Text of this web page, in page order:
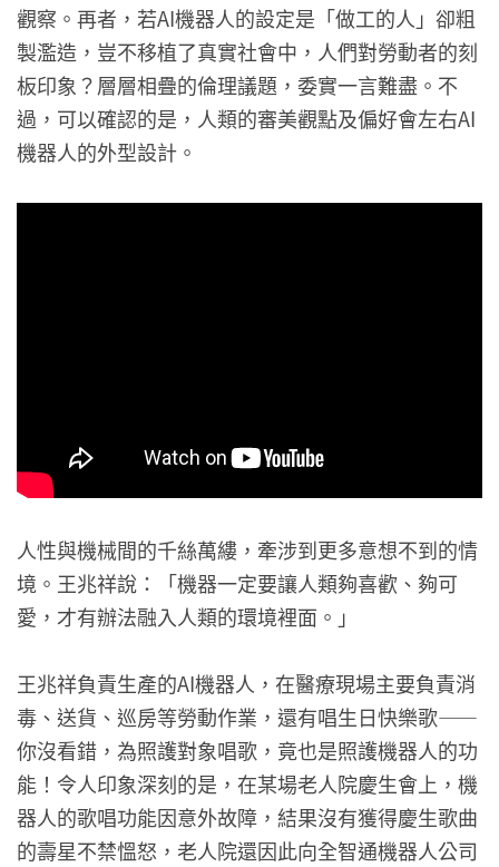
觀察。再者，若AI機器人的設定是「做工的人」卻粗
製濫造，豈不移植了真實社會中，人們對勞動者的刻
板印象？層層相疊的倫理議題，委實一言難盡。不
過，可以確認的是，人類的審美觀點及偏好會左右AI
機器人的外型設計。
人性與機械間的千絲萬縷，牽涉到更多意想不到的情
境。王兆祥說：「機器一定要讓人類夠喜歡、夠可
愛，才有辦法融入人類的環境裡面。」
王兆祥負責生產的AI機器人，在醫療現場主要負責消
毒、送貨、巡房等勞動作業，還有唱生日快樂歌——
你沒看錯，為照護對象唱歌，竟也是照護機器人的功
能！令人印象深刻的是，在某場老人院慶生會上，機
器人的歌唱功能因意外故障，結果沒有獲得慶生歌曲
的壽星不禁慍怒，老人院還因此向全智通機器人公司